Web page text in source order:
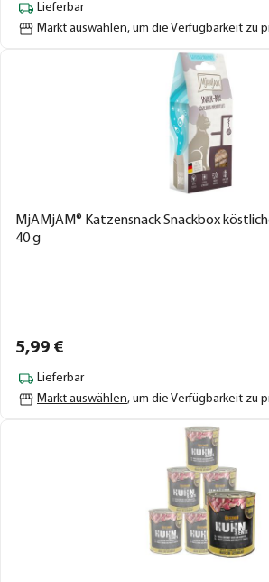
Lieferbar
Markt auswählen, um die Verfügbarkeit zu
MjAMjAM® Katzensnack Snackbox
40 g
5,99 €
Lieferbar
Markt auswählen, um die Verfügbarkeit zu